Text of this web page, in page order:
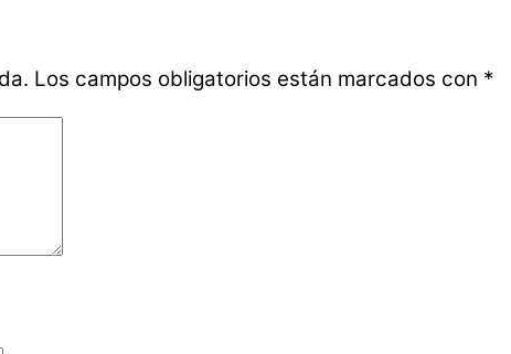
Los campos obligatorios están marcados con *